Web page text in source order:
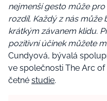
nejmenší gesto může
rozdíl. Každý z nás
krátkým závanem klidu.
pozitivní účinek můžete
Cundyová, bývalá
ve společnosti The Arc
četné studie.